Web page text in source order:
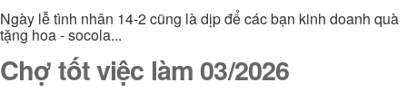
Ngày lễ tình nhân 14-2 cũng là dịp để các bạn kinh doanh quà
tặng hoa - socola...
Chợ tốt việc làm 03/2026